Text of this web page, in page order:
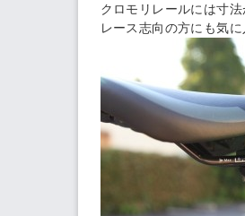
クロモリレールには寸
レース志向の方にも気